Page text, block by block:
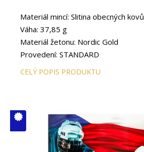
Materiál mincí: Slitina obecných kovů
Váha: 37,85 g
Materiál žetonu: Nordic Gold
Provedení: STANDARD
CELÝ POPIS PRODUKTU
V ČM zcela